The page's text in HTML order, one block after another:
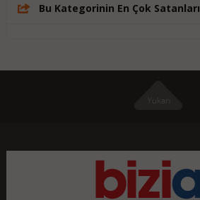
Bu Kategorinin En Çok Satanları